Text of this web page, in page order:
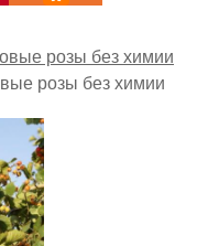
розы без химии